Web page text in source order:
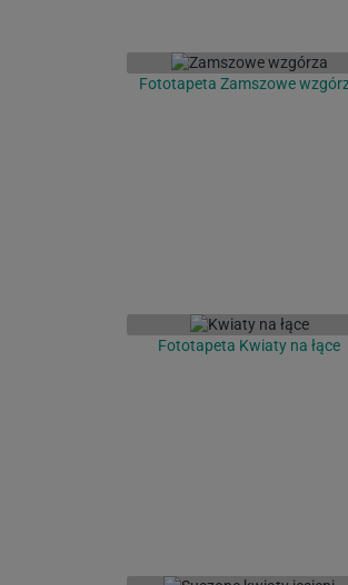
Fototapeta Zamszowe
Fototapeta Kwiaty na łące